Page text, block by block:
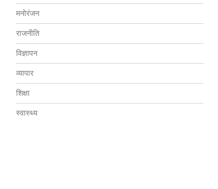
मनोरंजन
राजनीति
विज्ञापन
व्यापार
शिक्षा
स्वास्थ्य